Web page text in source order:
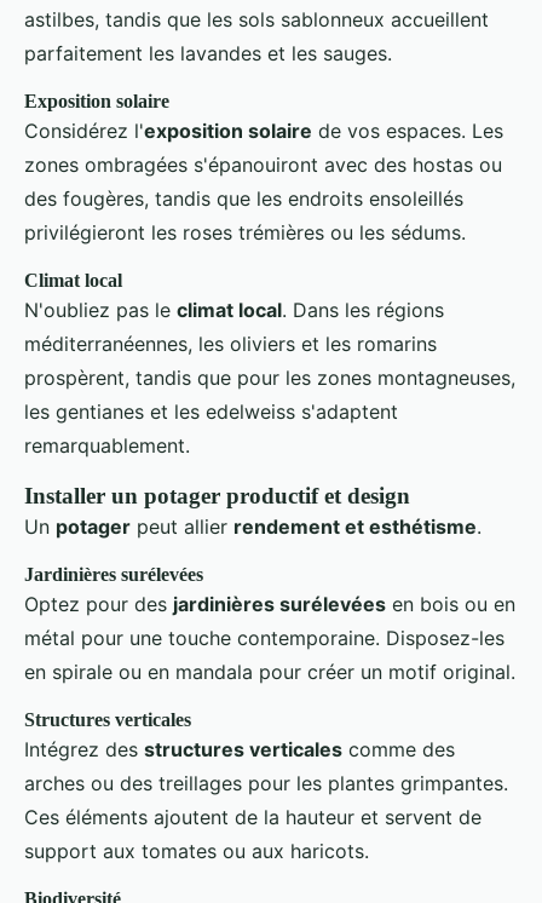
astilbes, tandis que les sols sablonneux accueillent
parfaitement les lavandes et les sauges.
Exposition solaire
Considérez l'exposition solaire de vos espaces. Les
zones ombragées s'épanouiront avec des hostas ou
des fougères, tandis que les endroits ensoleillés
privilégieront les roses trémières ou les sédums.
Climat local
N'oubliez pas le climat local. Dans les régions
méditerranéennes, les oliviers et les romarins
prospèrent, tandis que pour les zones montagneuses,
les gentianes et les edelweiss s'adaptent
remarquablement.
Installer un potager productif et design
Un potager peut allier rendement et esthétisme.
Jardinières surélevées
Optez pour des jardinières surélevées en bois ou en
métal pour une touche contemporaine. Disposez-les
en spirale ou en mandala pour créer un motif original.
Structures verticales
Intégrez des structures verticales comme des
arches ou des treillages pour les plantes grimpantes.
Ces éléments ajoutent de la hauteur et servent de
support aux tomates ou aux haricots.